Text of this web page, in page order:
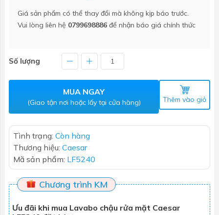
Giá sản phẩm có thể thay đổi mà không kịp báo trước.
Vui lòng liên hệ 0799698886 để nhận báo giá chính thức
Số lượng
MUA NGAY
(Giao tận nơi hoặc lấy tại cửa hàng) Thêm vào giỏ
Tình trạng: Còn hàng
Thương hiệu: Caesar
Mã sản phẩm: LF5240
Chương trình KM
Ưu đãi khi mua Lavabo chậu rửa mặt Caesar